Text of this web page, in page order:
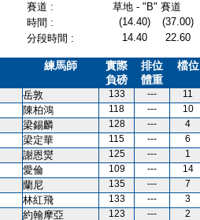
賽道 :
草地 - "B" 賽道
時間 : (14.40) (37.00)
分段時間 :
14.40 22.60
練馬師
實際
負磅
排位
體重
檔位
岳敦 133 --- 11
陳柏鴻 118 --- 10
梁錫麟 128 --- 4
梁定華 115 --- 6
謝恩爕 125 --- 1
愛倫 109 --- 14
蘭尼 135 --- 7
林紅飛 133 --- 3
約翰摩亞 123 --- 2